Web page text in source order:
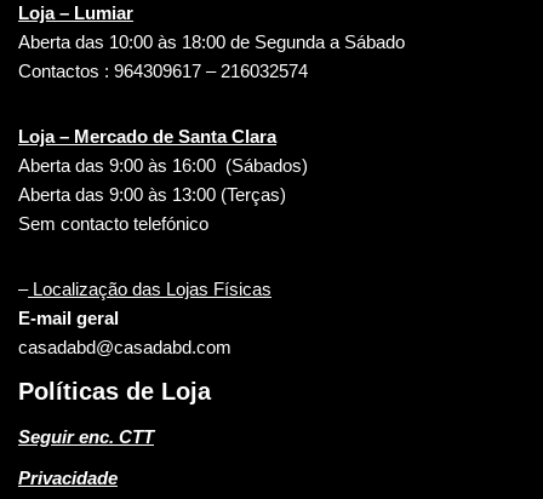
Loja – Lumiar
Aberta das 10:00 às 18:00 de Segunda a Sábado
Contactos : 964309617 – 216032574
Loja – Mercado de Santa Clara
Aberta das 9:00 às 16:00 (Sábados)
Aberta das 9:00 às 13:00 (Terças)
Sem contacto telefónico
–Localização das Lojas Físicas
E-mail geral
casadabd@casadabd.com
Políticas de Loja
Seguir enc. CTT
Privacidade